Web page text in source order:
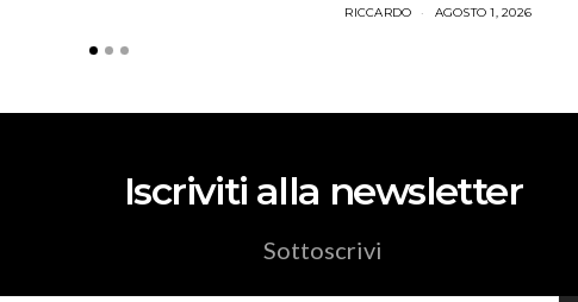
RICCARDO AGOSTO 1, 2026
Iscriviti alla newsletter
Sottoscrivi